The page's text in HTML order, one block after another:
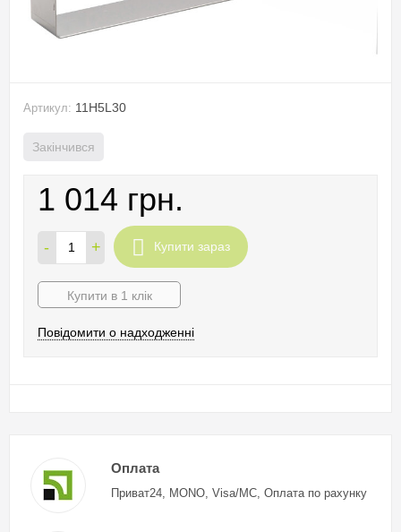
Артикул: 11H5L30
Закінчився
1 014 грн.
- + Купити зараз
Купити в 1 клік
Повідомити о надходженні
Оплата
Приват24, MONO, Visa/MC, Оплата по рахунку